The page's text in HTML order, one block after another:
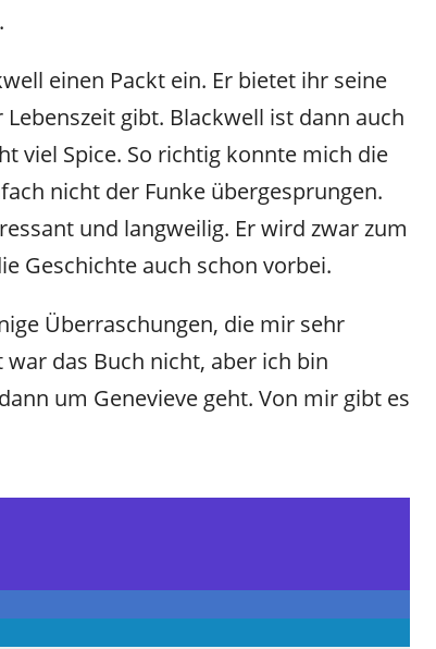
einen Packt ein. Er bietet ihr seine
gibt. Blackwell ist dann auch
viel Spice. So richtig konnte mich die
nicht der Funke übergesprungen.
und langweilig. Er wird zwar zum
Geschichte auch schon vorbei.
Überraschungen, die mir sehr
das Buch nicht, aber ich bin
um Genevieve geht. Von mir gibt es